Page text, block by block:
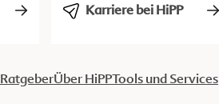
Karriere bei HiPP
RatgeberÜber HiPPTools und Services